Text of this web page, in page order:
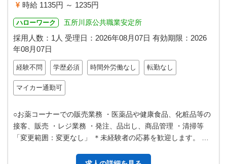
時給 1135円 ～ 1235円
ハローワーク 五所川原公共職業安定所
採用人数：1人 受理日： 2026年08月07日 有効期限： 2026
年08月07日
経験不問 学歴必須 時間外労働なし 転勤なし
マイカー通勤可
○お薬コーナーでの販売業務 ・医薬品や健康食品、化粧品等の
接客、販売 ・レジ業務 ・発注、品出し、商品管理 ・清掃等
「変更範囲：変更なし」 ＊未経験者の応募を歓迎します。 ス